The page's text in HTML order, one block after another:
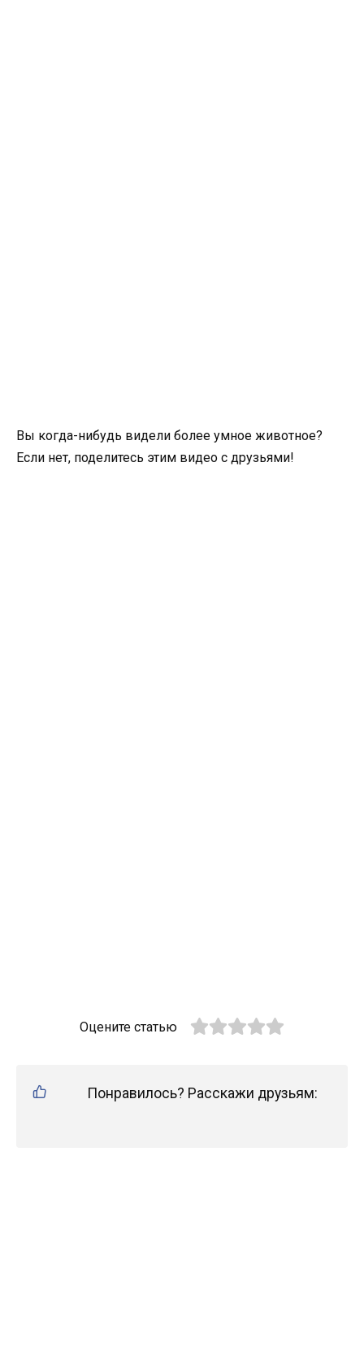
Вы когда-нибудь видели более умное животное?
Если нет, поделитесь этим видео с друзьями!
Оцените статью
Понравилось? Расскажи друзьям: